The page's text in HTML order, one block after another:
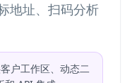
地址、扫码分析
户工作区、动态二